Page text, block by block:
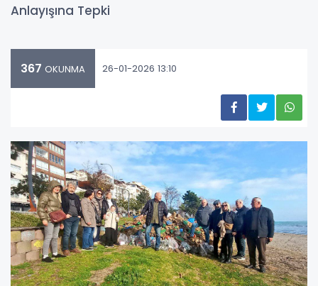
Anlayışına Tepki
367 OKUNMA 26-01-2026 13:10